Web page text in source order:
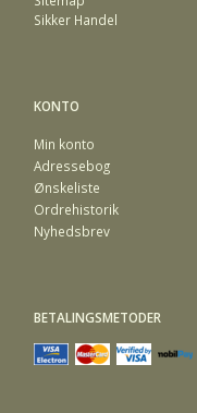
Sikker Handel
KONTO
Min konto
Adressebog
Ønskeliste
Ordrehistorik
Nyhedsbrev
BETALINGSMETODER